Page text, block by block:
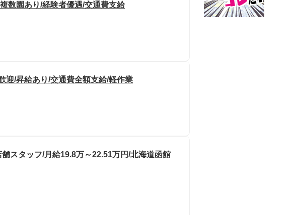
数園あり/経験者優遇/交通費支給
迎/昇給あり/交通費全額支給/軽作業
スタッフ/月給19.8万～22.51万円/北海道函館